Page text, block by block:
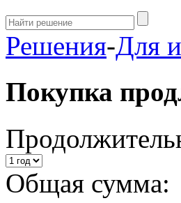
Решения-Для
Покупка
Общая сумма: